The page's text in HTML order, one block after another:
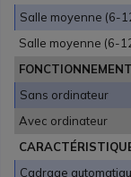
Salle moyenne (6-
Salle moyenne (6-
FONCTIONNEMENT
Sans ordinateur
Avec ordinateur
Cadrage